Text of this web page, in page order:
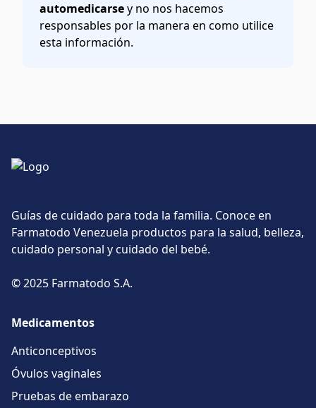
automedicarsey no nos hacemos
responsables por la manera en como utilice
esta información.
Guías de cuidado para toda la familia. Conoce en
Farmatodo Venezuela productos para la salud, belleza,
cuidado personal y cuidado del bebé.
© 2025 Farmatodo S.A.
Medicamentos
Anticonceptivos
Óvulos vaginales
Pruebas de embarazo